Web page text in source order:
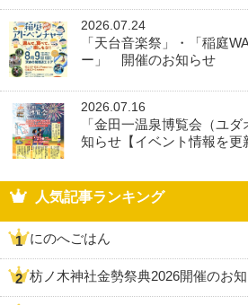
2026.07.24
「天台音楽祭」・「稲庭
ー」 開催のお知らせ
2026.07.16
「金田一温泉博覧会（ユ
知らせ【イベント情報を更
人気記事ランキング
にのへごはん
枋ノ木神社金勢祭典2026開催のお